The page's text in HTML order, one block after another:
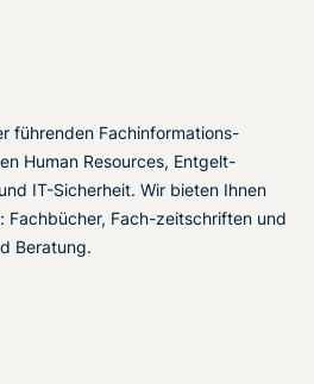
führenden Fachinformations-
Human Resources, Entgelt-
IT-Sicherheit. Wir bieten Ihnen
Fachbücher, Fach-zeitschriften und
Beratung.